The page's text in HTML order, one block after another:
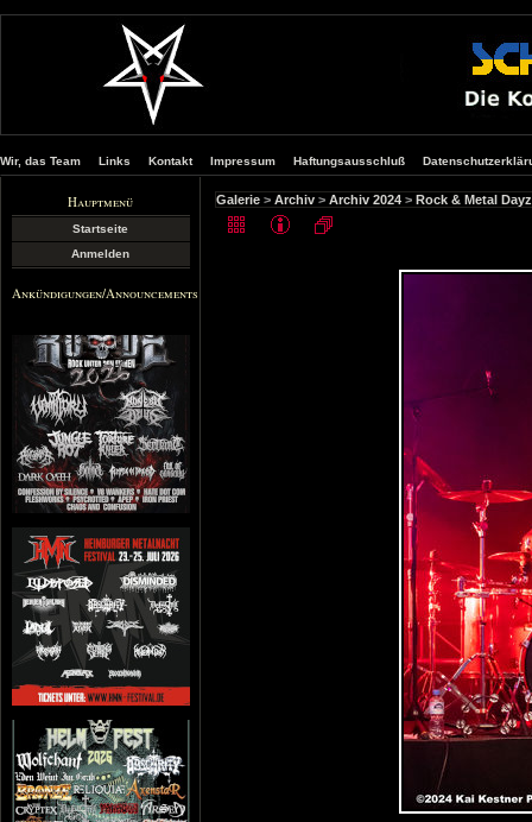
Wir, das Team Links Kontakt Impressum Haftungsausschluß
Hauptmenü
Startseite
Anmelden
Ankündigungen/Announcements
Galerie > Archiv > Archiv 2024 > Rock & Metal